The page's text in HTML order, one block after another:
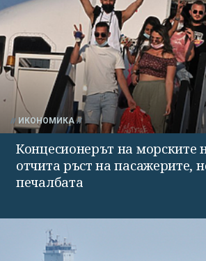
ИКОНОМИКА
Концесионерът на морските
отчита ръст на пасажерите,
печалбата